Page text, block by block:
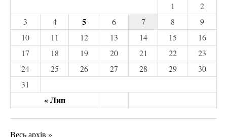
« Лип
1
2
3
4 5 6 7 8
9
10
11 12 13 14 15
16
17
18 19 20 21 22
23
24
25 26 27 28 29
30
31
Весь архів »